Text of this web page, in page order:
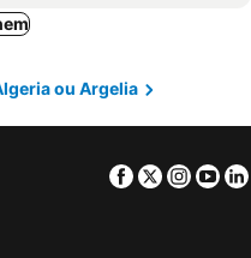
Argel Hotéis
ou Argelia
Facebook
Twitter